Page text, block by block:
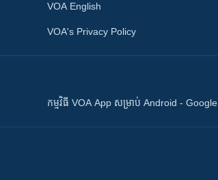
VOA English
VOA's Privacy Policy
កម្មវិធី​ VOA App សម្រាប់ Android - Google